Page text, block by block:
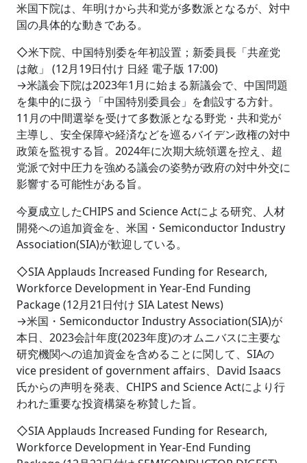
米国下院は、年明けから共和党が多数派となるが、対中
国の具体的な動きである。
◇米下院、中国特別委を年初設置；新委員長「共産党
は敵」 (12月19日付け 日経 電子版 17:00)
→米議会下院は2023年1月に始まる新議会で、中国問題
を集中的に扱う「中国特別委員会」を創設する方針。
11月の中間選挙を受けて多数派となる野党・共和党が
主導し、安全保障や経済などを巡るバイデン政権の対中
政策を監視する旨。2024年に次期大統領選を控え、超
党派で対中圧力を強める議会の姿勢が政府の対中外交に
影響する可能性がある旨。
今夏成立したCHIPS and Science Actによる研究、人材
開発への追加資金を、米国・Semiconductor Industry
Association(SIA)が歓迎している。
◇SIA Applauds Increased Funding for Research,
Workforce Development in Year-End Funding
Package (12月21日付け SIA Latest News)
→米国・Semiconductor Industry Association(SIA)が
本日、2023会計年度(2023年度)のオムニバスに主要な
研究機関への追加資金を含めることに関して、SIAの
vice president of government affairs、David Isaacs
氏からの声明を発表、CHIPS and Science Actにより行
われた重要な投資構築を称賛した旨。
◇SIA Applauds Increased Funding for Research,
Workforce Development in Year-End Funding